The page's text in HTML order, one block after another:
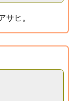
サヒ。